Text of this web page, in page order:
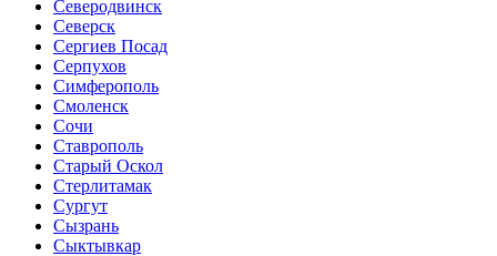
Северодвинск
Северск
Сергиев Посад
Серпухов
Симферополь
Смоленск
Сочи
Ставрополь
Старый Оскол
Стерлитамак
Сургут
Сызрань
Сыктывкар